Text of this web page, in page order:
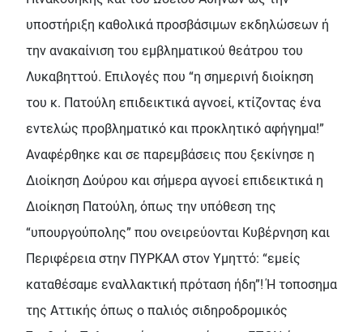
υποστήριξη καθολικά προσβάσιμων εκδηλώσεων ή
την ανακαίνιση του εμβληματικού θεάτρου του
Λυκαβηττού. Επιλογές που “η σημερινή διοίκηση
του κ. Πατούλη επιδεικτικά αγνοεί, κτίζοντας ένα
εντελώς προβληματικό και προκλητικό αφήγημα!”
Αναφέρθηκε και σε παρεμβάσεις που ξεκίνησε η
Διοίκηση Δούρου και σήμερα αγνοεί επιδεικτικά η
Διοίκηση Πατούλη, όπως την υπόθεση της
“υπουργούπολης” που ονειρεύονται Κυβέρνηση και
Περιφέρεια στην ΠΥΡΚΑΛ στον Υμηττό: “εμείς
καταθέσαμε εναλλακτική πρόταση ήδη”! Ή τοποσημα
της Αττικής όπως ο παλιός σιδηροδρομικός